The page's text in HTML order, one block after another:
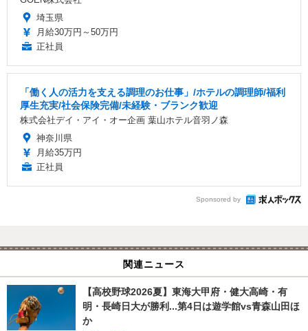
埼玉県
月給30万円～50万円
正社員
「働く人の活力を支える調理のお仕事」/ホテルの調理師/福利
厚生充実/社会保険完備/未経験・ブランク歓迎
株式会社デイ・アイ・オー企画 葉山ホテル音羽ノ森
神奈川県
月給35万円
正社員
Sponsored by
関連ニュース
【高校野球2026夏】東海大甲府・健大高崎・有
明・長崎日大が勝利...第4日は遊学館vs青森山田ほ
か